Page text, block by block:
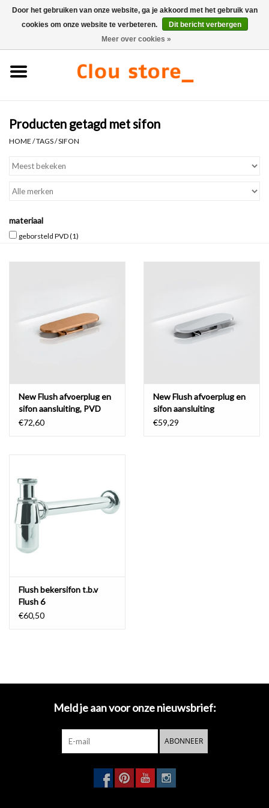
0 Artikelen - €0,00
Fonteinsets
Toiletten
Kranen & afvoeren
Meubels
Badkamer accessoires
Merken
Producten getagd met sifon
HOME /TAGS/SIFON
materiaal
geborsteld PVD(1)
New Flush afvoerplug en
sifon aansluiting, PVD
€72,60
New Flush afvoerplug en
sifon aansluiting
€59,29
Flush bekersifon t.b.v
Flush 6
€60,50
Meld je aan voor onze nieuwsbrief:
ABONNEER
Door het gebruiken van onze website, ga je akkoord met het gebruik van
cookies om onze website te verbeteren.
Dit bericht verbergen
Meer over cookies »